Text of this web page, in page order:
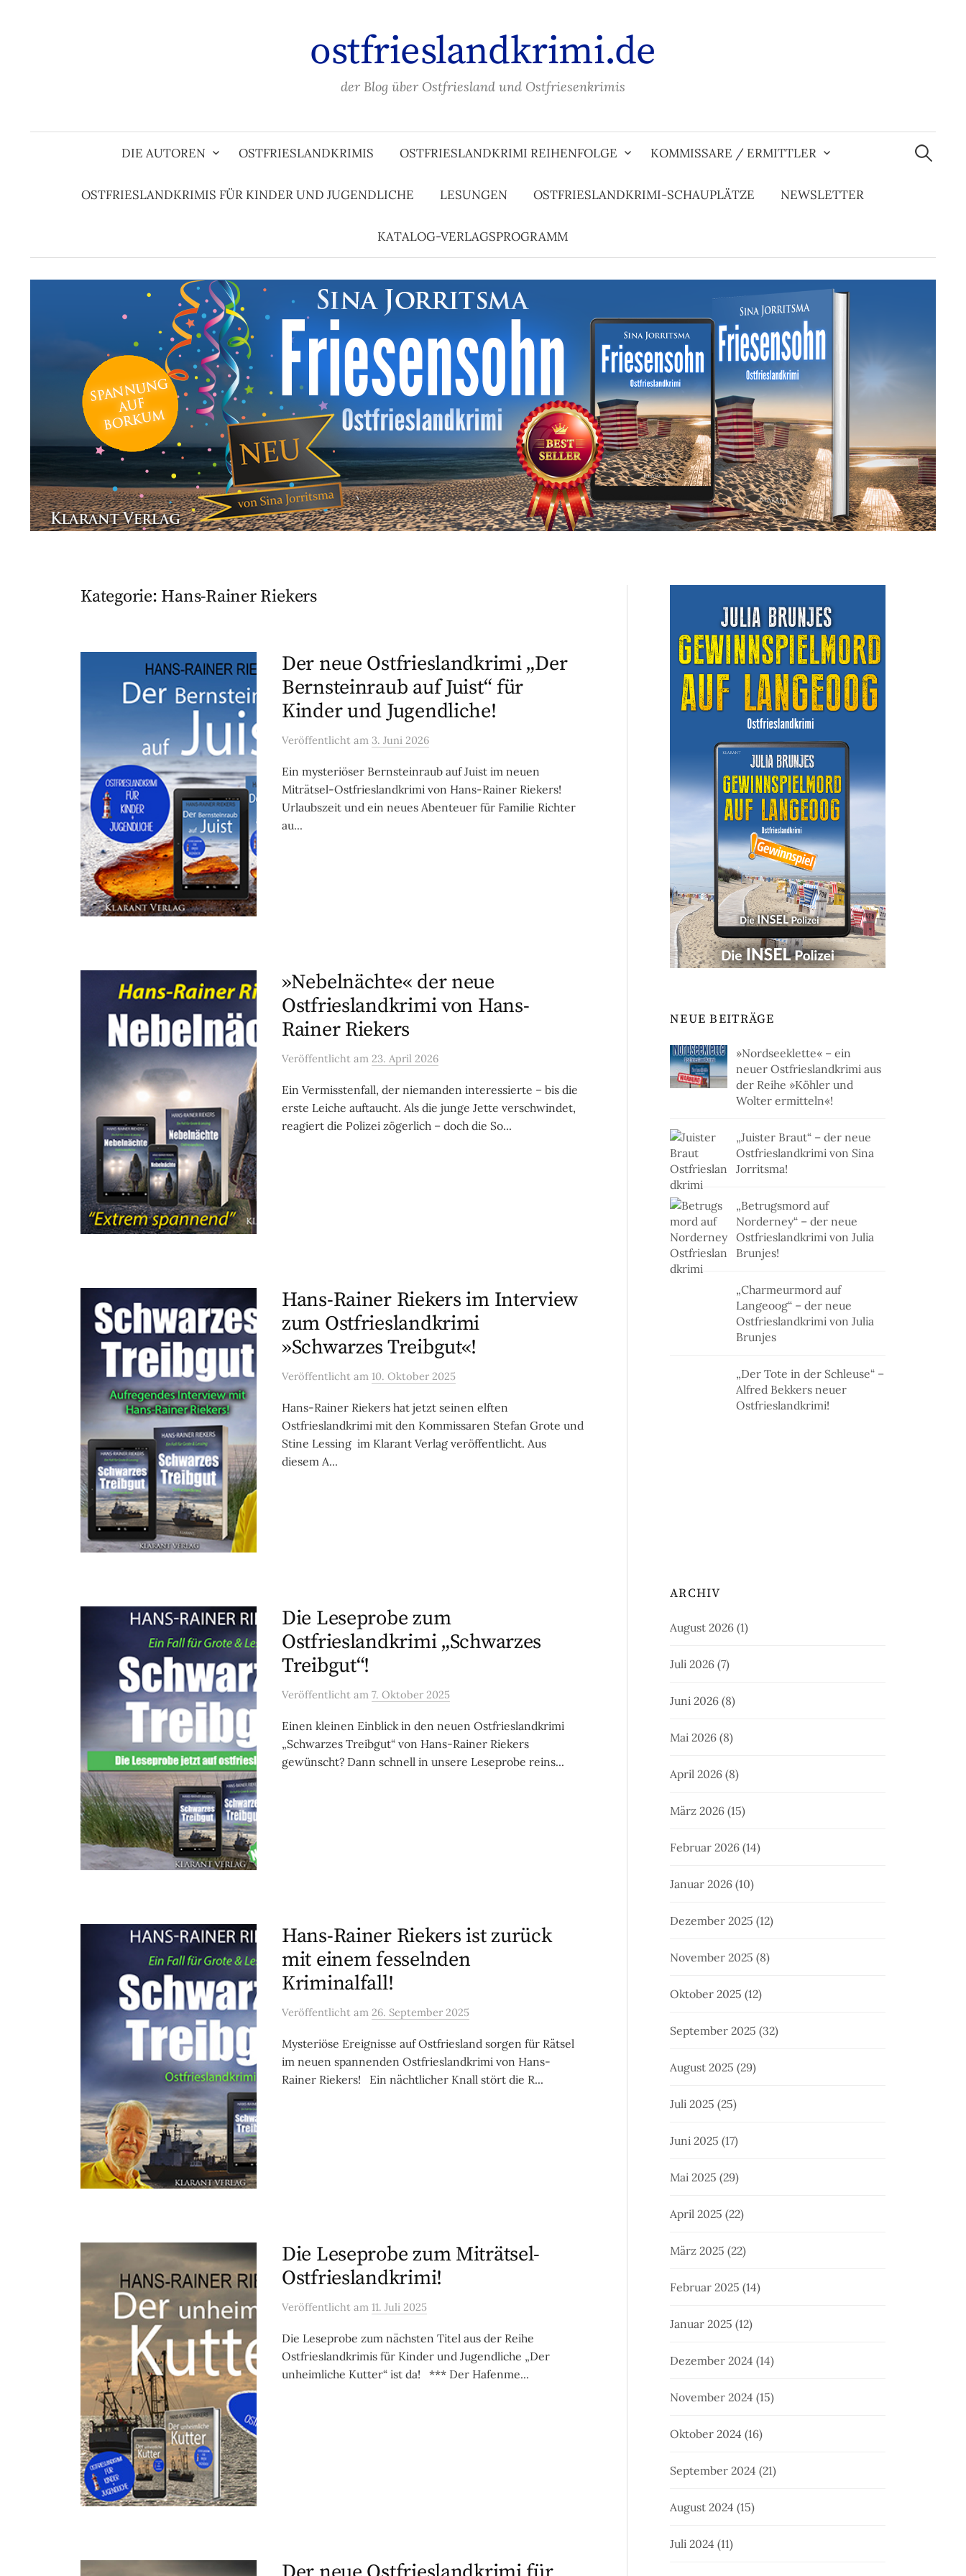
ostfrieslandkrimi.de
der Blog über Ostfriesland und Ostfriesenkrimis
DIE AUTOREN OSTFRIESLANDKRIMIS OSTFRIESLANDKRIMI REIHENFOLGE KOMMISSARE / ERMITTLER
OSTFRIESLANDKRIMIS FÜR KINDER UND JUGENDLICHE LESUNGEN OSTFRIESLANDKRIMI-SCHAUPLÄTZE NEWSLETTER
KATALOG-VERLAGSPROGRAMM
Suchen
nach:
Kategorie: Hans-Rainer Riekers
Der neue Ostfrieslandkrimi „Der
Bernsteinraub auf Juist“ für
Kinder und Jugendliche!
Veröffentlicht am 3. Juni 2026
Ein mysteriöser Bernsteinraub auf Juist im neuen
Miträtsel-Ostfrieslandkrimi von Hans-Rainer Riekers!
Urlaubszeit und ein neues Abenteuer für Familie Richter
au...
»Nebelnächte« der neue
Ostfrieslandkrimi von Hans-
Rainer Riekers
Veröffentlicht am 23. April 2026
Ein Vermisstenfall, der niemanden interessierte – bis die
erste Leiche auftaucht. Als die junge Jette verschwindet,
reagiert die Polizei zögerlich – doch die So...
Hans-Rainer Riekers im Interview
zum Ostfrieslandkrimi
»Schwarzes Treibgut«!
Veröffentlicht am 10. Oktober 2025
Hans-Rainer Riekers hat jetzt seinen elften
Ostfrieslandkrimi mit den Kommissaren Stefan Grote und
Stine Lessing im Klarant Verlag veröffentlicht. Aus
diesem A...
Die Leseprobe zum
Ostfrieslandkrimi „Schwarzes
Treibgut“!
Veröffentlicht am 7. Oktober 2025
Einen kleinen Einblick in den neuen Ostfrieslandkrimi
„Schwarzes Treibgut“ von Hans-Rainer Riekers
gewünscht? Dann schnell in unsere Leseprobe reins...
Hans-Rainer Riekers ist zurück
mit einem fesselnden
Kriminalfall!
Veröffentlicht am 26. September 2025
Mysteriöse Ereignisse auf Ostfriesland sorgen für Rätsel
im neuen spannenden Ostfrieslandkrimi von Hans-
Rainer Riekers! Ein nächtlicher Knall stört die R...
Die Leseprobe zum Miträtsel-
Ostfrieslandkrimi!
Veröffentlicht am 11. Juli 2025
Die Leseprobe zum nächsten Titel aus der Reihe
Ostfrieslandkrimis für Kinder und Jugendliche „Der
unheimliche Kutter“ ist da! *** Der Hafenme...
NEUE BEITRÄGE
»Nordseeklette« – ein
neuer Ostfrieslandkrimi aus
der Reihe »Köhler und
Wolter ermitteln«!
„Juister Braut“ – der neue
Ostfrieslandkrimi von Sina
Jorritsma!
„Betrugsmord auf
Norderney“ – der neue
Ostfrieslandkrimi von Julia
Brunjes!
„Charmeurmord auf
Langeoog“ – der neue
Ostfrieslandkrimi von Julia
Brunjes
„Der Tote in der Schleuse“ –
Alfred Bekkers neuer
Ostfrieslandkrimi!
ARCHIV
August 2026 (1)
Juli 2026 (7)
Juni 2026 (8)
Mai 2026 (8)
April 2026 (8)
März 2026 (15)
Februar 2026 (14)
Januar 2026 (10)
Dezember 2025 (12)
November 2025 (8)
Oktober 2025 (12)
September 2025 (32)
August 2025 (29)
Juli 2025 (25)
Juni 2025 (17)
Mai 2025 (29)
April 2025 (22)
März 2025 (22)
Februar 2025 (14)
Januar 2025 (12)
Dezember 2024 (14)
November 2024 (15)
Oktober 2024 (16)
September 2024 (21)
August 2024 (15)
Juli 2024 (11)